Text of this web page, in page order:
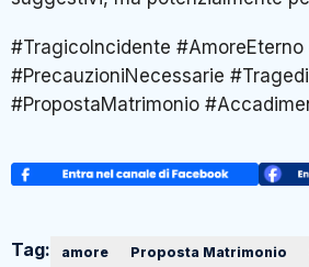
#TragicoIncidente
#PrecauzioniNecessarie
#PropostaMatrimonio
Tag: amore Proposta Matrimonio